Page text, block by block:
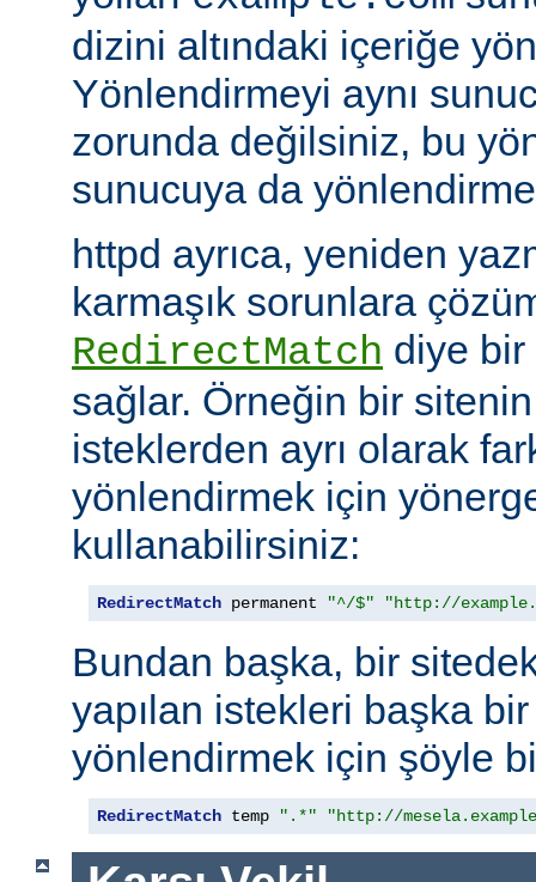
dizini altındaki içeriğe
Yönlendirmeyi aynı
zorunda değilsiniz, bu
sunucuya da
httpd ayrıca, yeniden
karmaşık sorunlara
RedirectMatch diye
sağlar. Örneğin bir
isteklerden ayrı olarak
yönlendirmek için
kullanabilirsiniz:
RedirectMatch permanent "^/$" "http://
Bundan başka, bir
yapılan istekleri başka
yönlendirmek için şöyle
RedirectMatch temp ".*" "http://